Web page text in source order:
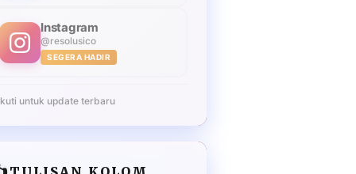
Instagram
@resolusico
SEGERA HADIR
untuk update terbaru